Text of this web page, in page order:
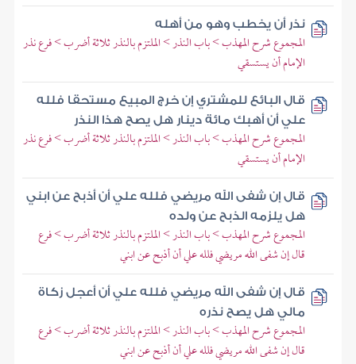
نذر أن يخطب وهو من أهله
المجموع شرح المهذب > باب النذر > الملتزم بالنذر ثلاثة أضرب > فرع نذر
الإمام أن يستسقي
قال البائع للمشتري إن خرج المبيع مستحقا فلله
علي أن أهبك مائة دينار هل يصح هذا النذر
المجموع شرح المهذب > باب النذر > الملتزم بالنذر ثلاثة أضرب > فرع نذر
الإمام أن يستسقي
قال إن شفى الله مريضي فلله علي أن أذبح عن ابني
هل يلزمه الذبح عن ولده
المجموع شرح المهذب > باب النذر > الملتزم بالنذر ثلاثة أضرب > فرع
قال إن شفى الله مريضي فلله علي أن أذبح عن ابني
قال إن شفى الله مريضي فلله علي أن أعجل زكاة
مالي هل يصح نذره
المجموع شرح المهذب > باب النذر > الملتزم بالنذر ثلاثة أضرب > فرع
قال إن شفى الله مريضي فلله علي أن أذبح عن ابني